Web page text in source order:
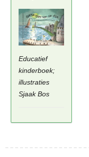
Educatief
kinderboek;
illustraties
Sjaak Bos